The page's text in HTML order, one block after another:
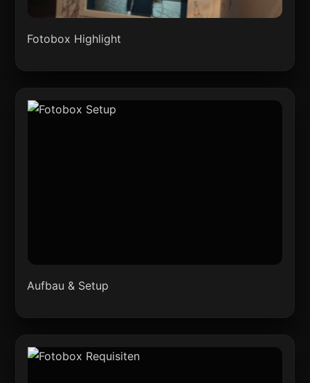
Fotobox Highlight
Aufbau & Setup